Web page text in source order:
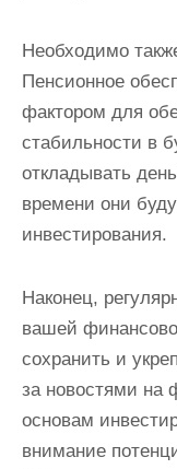
Необходимо
Пенсионное
фактором для
стабильности в
откладывать
времени они
инвестирования.
Наконец,
вашей
сохранить и
за новостями на
основам
внимание